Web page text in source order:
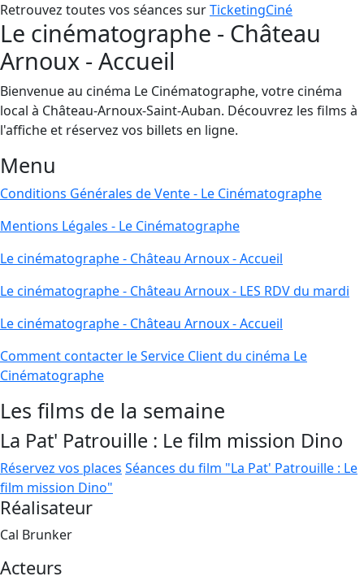
Retrouvez toutes vos séances surTicketingCiné
Le cinématographe - Château
Arnoux - Accueil
Bienvenue au cinéma Le Cinématographe, votre cinéma
local à Château-Arnoux-Saint-Auban. Découvrez les films à
l'affiche et réservez vos billets en ligne.
Menu
Conditions Générales de Vente - Le Cinématographe
Mentions Légales - Le Cinématographe
Le cinématographe - Château Arnoux - Accueil
Le cinématographe - Château Arnoux - LES RDV du mardi
Le cinématographe - Château Arnoux - Accueil
Comment contacter le Service Client du cinéma Le
Cinématographe
Les films de la semaine
La Pat' Patrouille : Le film mission Dino
Réservez vos places Séances du film "La Pat' Patrouille : Le
film mission Dino"
Réalisateur
Cal Brunker
Acteurs